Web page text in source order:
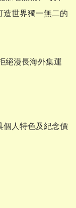
造世界獨一無二的
絕漫長海外集運
個人特色及紀念價